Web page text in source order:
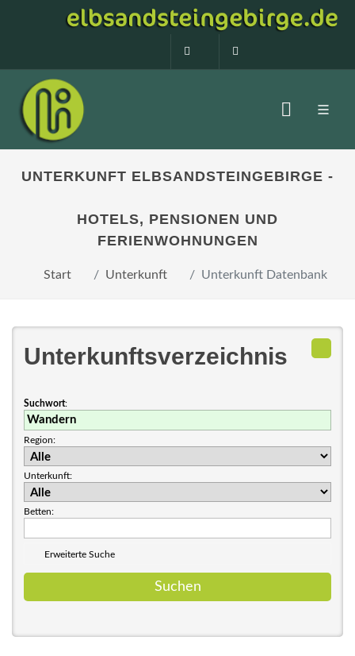
0160 99873408
UNTERKUNFT ELBSANDSTEINGEBIRGE -
HOTELS, PENSIONEN UND
FERIENWOHNUNGEN
Start Unterkunft Unterkunft Datenbank
Unterkunftsverzeichnis
Suchwort:
Region:
Unterkunft:
Betten:
Erweiterte Suche